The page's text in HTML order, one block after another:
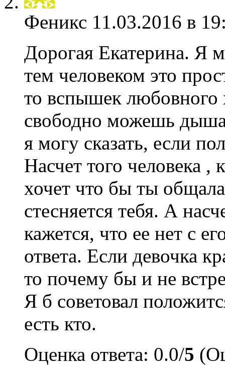
Феникс 11.03.2016 в
Дорогая Екатерина. Я
тем человеком это
то вспышек любовного
свободно можешь
я могу сказать, если
Насчет того человека
хочет что бы ты
стесняется тебя. А
кажется, что ее нет с
ответа. Если девочка
то почему бы и не
Я б советовал
есть кто.
Оценка ответа: 0.0/5